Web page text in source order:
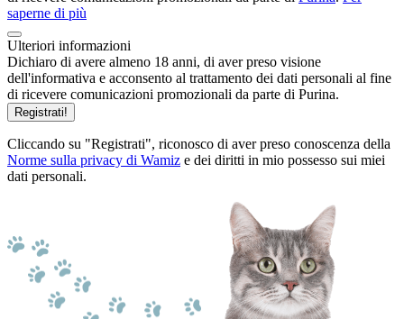
saperne di più
Ulteriori informazioni
Dichiaro di avere almeno 18 anni, di aver preso visione
dell'informativa e acconsento al trattamento dei dati personali al fine
di ricevere comunicazioni promozionali da parte di Purina.
Registrati!
Cliccando su "Registrati", riconosco di aver preso conoscenza della
Norme sulla privacy di Wamiz e dei diritti in mio possesso sui miei
dati personali.